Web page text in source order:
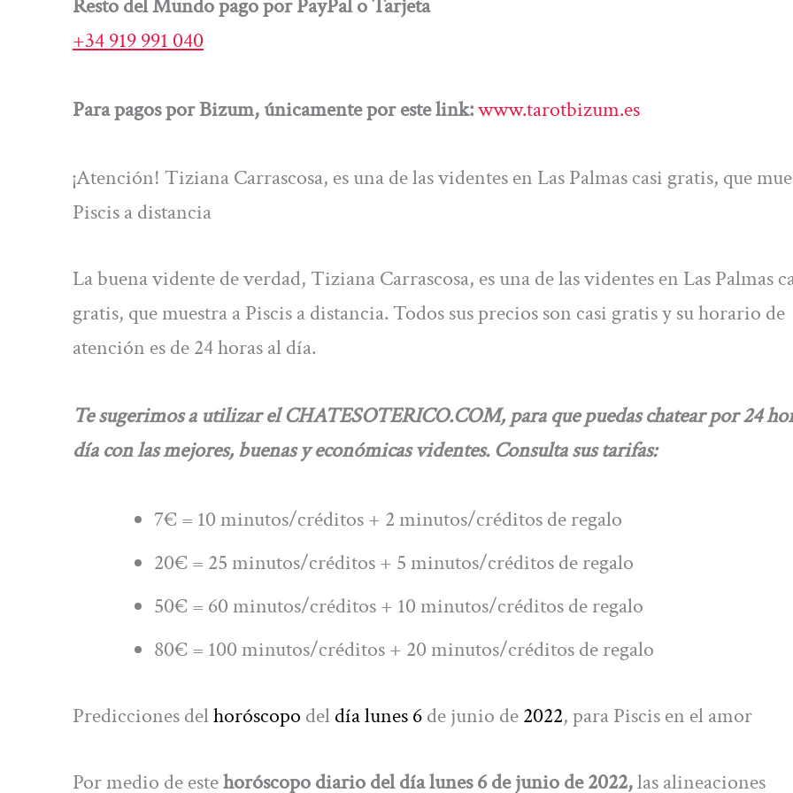
Resto del Mundo pago por PayPal o Tarjeta
+34 919 991 040
Para pagos por Bizum, únicamente por este link:www.tarotbizum.es
¡Atención! Tiziana Carrascosa, es una de las videntes en Las Palmas casi gratis, que
Piscis a distancia
La buena vidente de verdad, Tiziana Carrascosa, es una de las videntes en Las Palmas
gratis, que muestra a Piscis a distancia. Todos sus precios son casi gratis y su horario de
atención es de 24 horas al día.
Te sugerimos a utilizar el CHATESOTERICO.COM, para que puedas chatear por 24
día con las mejores, buenas y económicas videntes. Consulta sus tarifas:
7€ = 10 minutos/créditos + 2 minutos/créditos de regalo
20€ = 25 minutos/créditos + 5 minutos/créditos de regalo
50€ = 60 minutos/créditos + 10 minutos/créditos de regalo
80€ = 100 minutos/créditos + 20 minutos/créditos de regalo
Predicciones delhoróscopo deldía lunes 6de junio de2022, para Piscis en el amor
Por medio de estehoróscopo diario del día lunes 6 de junio de 2022,las alineaciones